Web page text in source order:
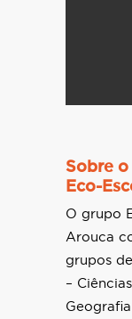
Sobre
Eco-
O grupo
Arouca
grupos
–